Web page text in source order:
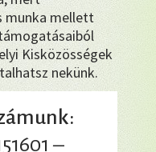
munka mellett
Kisközösségek
nekünk.
–